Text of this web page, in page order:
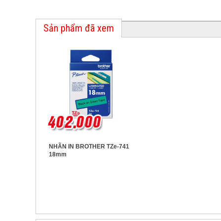
Sản phẩm đã xem
NHÃN IN BROTHER TZe-741
18mm